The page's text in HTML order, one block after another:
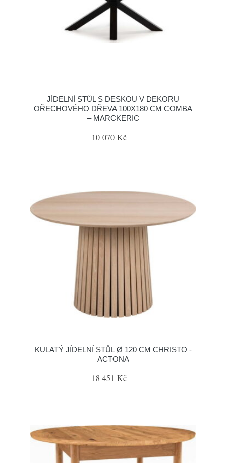
JÍDELNÍ STŮL S DESKOU V DEKORU
OŘECHOVÉHO DŘEVA 100X180 CM COMBA
– MARCKERIC
10 070 Kč
KULATÝ JÍDELNÍ STŮL Ø 120 CM CHRISTO -
ACTONA
18 451 Kč